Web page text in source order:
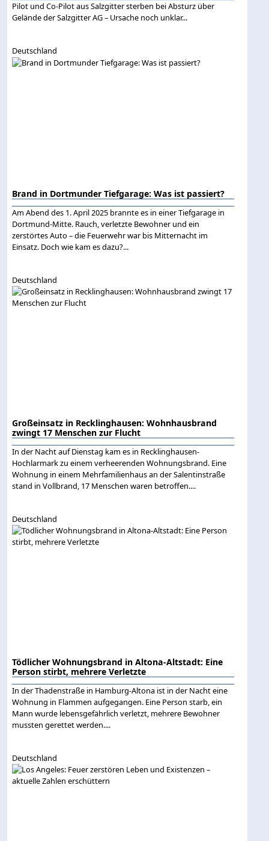
Pilot und Co-Pilot aus Salzgitter sterben bei Absturz über
Gelände der Salzgitter AG – Ursache noch unklar...
Deutschland
Brand in Dortmunder Tiefgarage: Was ist passiert?
Am Abend des 1. April 2025 brannte es in einer Tiefgarage in
Dortmund-Mitte. Rauch, verletzte Bewohner und ein
zerstörtes Auto – die Feuerwehr war bis Mitternacht im
Einsatz. Doch wie kam es dazu?...
Deutschland
Großeinsatz in Recklinghausen: Wohnhausbrand
zwingt 17 Menschen zur Flucht
In der Nacht auf Dienstag kam es in Recklinghausen-
Hochlarmark zu einem verheerenden Wohnungsbrand. Eine
Wohnung in einem Mehrfamilienhaus an der Salentinstraße
stand in Vollbrand, 17 Menschen waren betroffen....
Deutschland
Tödlicher Wohnungsbrand in Altona-Altstadt: Eine
Person stirbt, mehrere Verletzte
In der Thadenstraße in Hamburg-Altona ist in der Nacht eine
Wohnung in Flammen aufgegangen. Eine Person starb, ein
Mann wurde lebensgefährlich verletzt, mehrere Bewohner
mussten gerettet werden....
Deutschland